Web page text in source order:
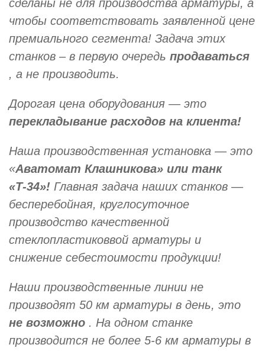
сделаны не для производства арматуры, а
чтобы соответствовать заявленной цене
премиального сегмента! Задача этих
станков – в первую очередь продаваться
, а не производить.
Дорогая цена оборудования — это
перекладывание расходов на клиента!
Наша производственная установка — это
«Аватомат Клашникова» или танк
«Т-34»! Главная задача наших станков —
бесперебойная, круглосуточное
производство качественной
стеклопластиковвой арматуры и
снижение себестоимости продукции!
Наши производственные линии не
производят 50 км арматуры в день, это
не возможно . На одном станке
производится не более 5-6 км арматуры в